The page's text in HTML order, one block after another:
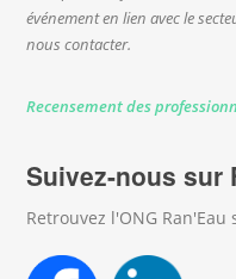
événement en lien avec le
nous contacter.
Recensement des
Suivez-nous sur
Retrouvez l'ONG